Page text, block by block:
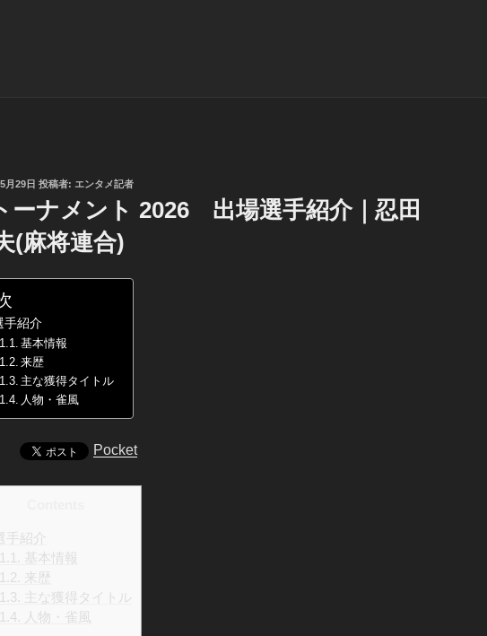
月29日 投稿者: エンタメ記者
ーナメント 2026 出場選手紹介｜忍田
(麻将連合)
手紹介
基本情報
来歴
主な獲得タイトル
人物・雀風
Pocket
手紹介
1.1. 基本情報
1.2.
来歴
1.3.
主な獲得タイトル
1.4.
人物・雀風